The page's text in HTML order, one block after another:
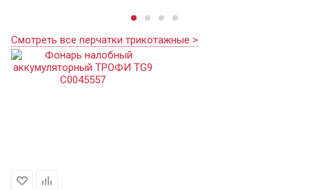
Смотреть все перчатки трикотажные >